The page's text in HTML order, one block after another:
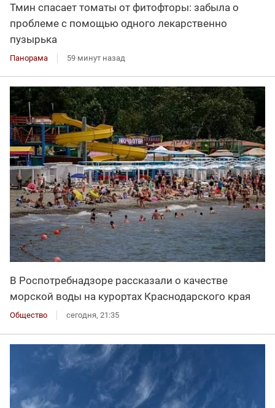
Тмин спасает томаты от фитофторы: забыла о
проблеме с помощью одного лекарственно
пузырька
Панорама 59 минут назад
В Роспотребнадзоре рассказали о качестве
морской воды на курортах Краснодарского края
Общество сегодня, 21:35